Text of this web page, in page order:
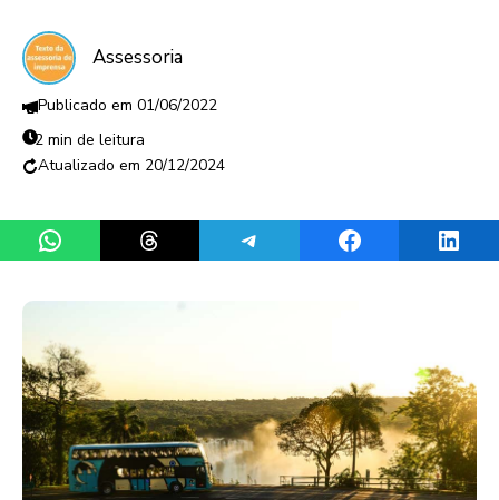
Assessoria
01/06/2022
2 min de leitura
20/12/2024
Share on WhatsAppShare on ThreadsShare on TelegramShare on Facebook